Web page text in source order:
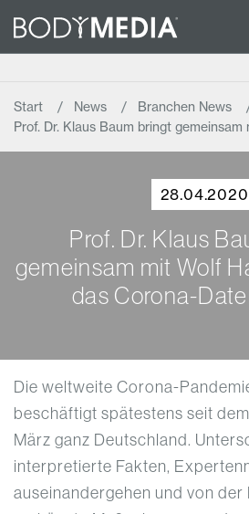
Start News
Branchen News
Prof. Dr. Klaus Baum bringt gemeinsam
28.04.2020
Prof. Dr. Klaus
gemeinsam mit Wolf
das Corona-
Die weltweite Corona-
beschäftigt spätestens seit
März ganz Deutschland.
interpretierte Fakten,
auseinandergehen und von